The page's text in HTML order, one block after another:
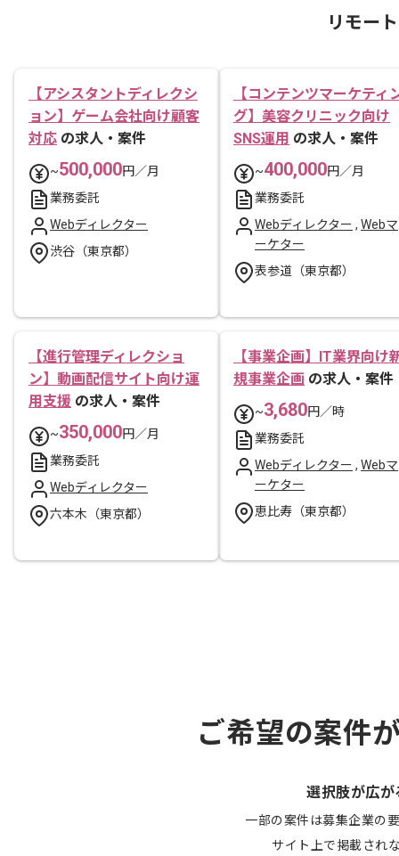
リモー
【アシスタントディレクシ
ョン】ゲーム会社向け顧客
対応 の求人・案件
~500,000円／月
業務委託
Webディレクター
渋谷（東京都）
【コンテンツマーケティ
グ】美容クリニック向け
SNS運用 の求人・案件
~400,000円／月
業務委託
Webディレクター , Webマ
ーケター
表参道（東京都）
【進行管理ディレクショ
ン】動画配信サイト向け運
用支援 の求人・案件
~350,000円／月
業務委託
Webディレクター
六本木（東京都）
【事業企画】IT業界向け
規事業企画 の求人・案件
~3,680円／時
業務委託
Webディレクター , Webマ
ーケター
恵比寿（東京都）
ご希望の案件
選択肢が広が
一部の案件は募集企業の
サイト上で掲載され